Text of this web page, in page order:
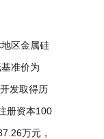
区金属硅
准价为
发取得历
册资本100
万元，